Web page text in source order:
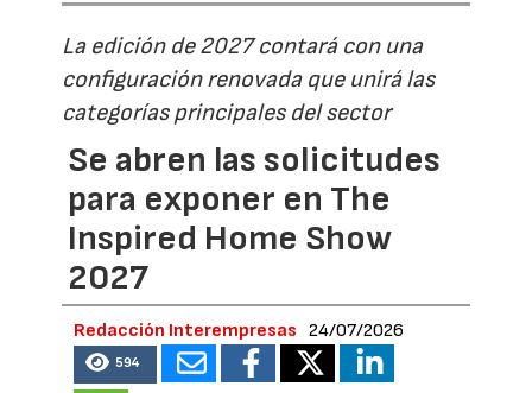
La edición de 2027 contará con una
configuración renovada que unirá las
categorías principales del sector
Se abren las solicitudes
para exponer en The
Inspired Home Show
2027
Redacción Interempresas 24/07/2026
594